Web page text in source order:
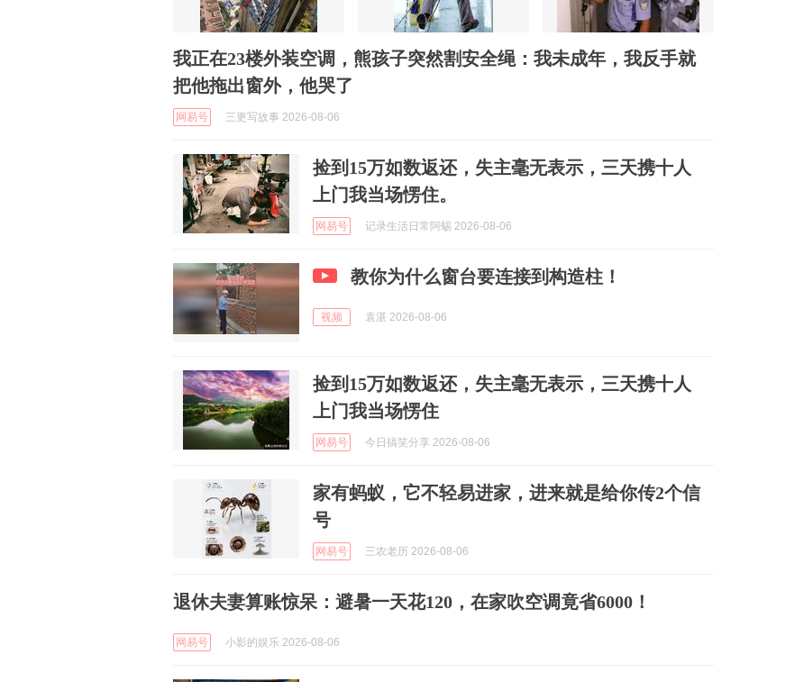
我正在23楼外装空调，熊孩子突然割安全绳：我未成年，我反手就
把他拖出窗外，他哭了
网易号 三更写故事 2026-08-06
捡到15万如数返还，失主毫无表示，三天携十人
上门我当场愣住。
网易号 记录生活日常阿蜴 2026-08-06
教你为什么窗台要连接到构造柱！
视频 袁湛 2026-08-06
捡到15万如数返还，失主毫无表示，三天携十人
上门我当场愣住
网易号 今日搞笑分享 2026-08-06
家有蚂蚁，它不轻易进家，进来就是给你传2个信
号
网易号 三农老历 2026-08-06
退休夫妻算账惊呆：避暑一天花120，在家吹空调竟省6000！
网易号 小影的娱乐 2026-08-06